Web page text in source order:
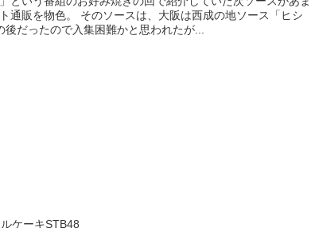
通販を物色。 そのソースは、大阪は西成の地ソース「ヒシ
だったので入集困難かと思われたが...
ケーキSTB48